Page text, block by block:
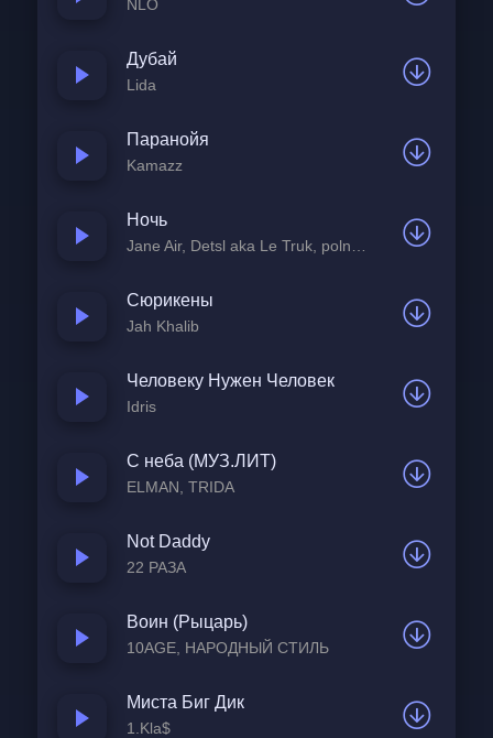
NLO
Дубай
Lida
Паранойя
Kamazz
Ночь
Сюрикены
Jah Khalib
Человеку Нужен Человек
Idris
С неба (МУЗ.ЛИТ)
ELMAN, TRIDA
Not Daddy
22 РАЗА
Воин (Рыцарь)
10AGE, НАРОДНЫЙ СТИЛЬ
Миста Биг Дик
1.Kla$